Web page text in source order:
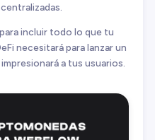
incluir todo lo que tu
necesitará para lanzar un
a tus usuarios.